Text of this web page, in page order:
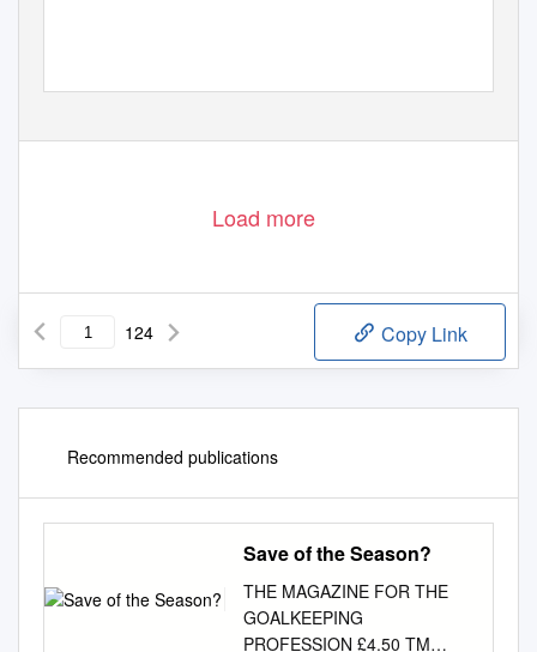
Load more
124 Copy Link
Recommended publications
Save of the Season?
THE MAGAZINE FOR THE
GOALKEEPING
PROFESSION £4.50 TM